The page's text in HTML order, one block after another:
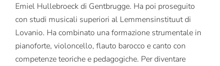
Emiel Hullebroeck di Gentbrugge. Ha poi proseguito
con studi musicali superiori al Lemmensinstituut di
Lovanio. Ha combinato una formazione strumentale in
pianoforte, violoncello, flauto barocco e canto con
competenze teoriche e pedagogiche. Per diventare